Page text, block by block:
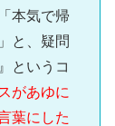
本気で帰
と、疑問
というコ
があゆに
葉にした